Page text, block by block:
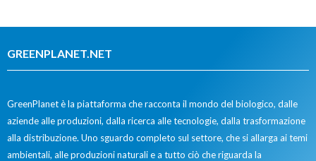
GREENPLANET.NET
GreenPlanet è la piattaforma che racconta il mondo del biologico, dalle
aziende alle produzioni, dalla ricerca alle tecnologie, dalla trasformazione
alla distribuzione. Uno sguardo completo sul settore, che si allarga ai temi
ambientali, alle produzioni naturali e a tutto ciò che riguarda la